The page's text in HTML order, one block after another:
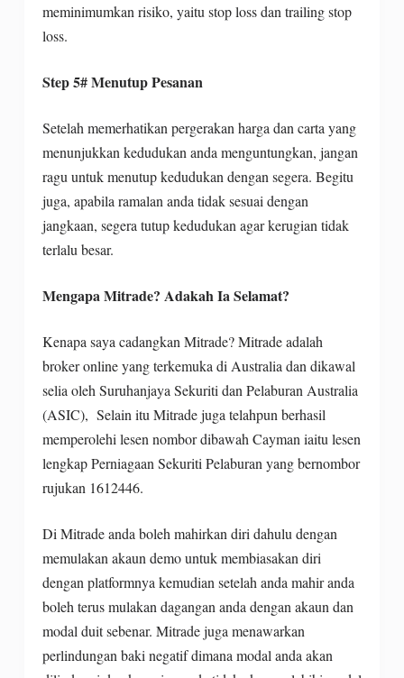
meminimumkan risiko, yaitu stop loss dan trailing stop
loss.
Step 5# Menutup Pesanan
Setelah memerhatikan pergerakan harga dan carta yang
menunjukkan kedudukan anda menguntungkan, jangan
ragu untuk menutup kedudukan dengan segera. Begitu
juga, apabila ramalan anda tidak sesuai dengan
jangkaan, segera tutup kedudukan agar kerugian tidak
terlalu besar.
Mengapa Mitrade? Adakah Ia Selamat?
Kenapa saya cadangkan Mitrade? Mitrade adalah
broker online yang terkemuka di Australia dan dikawal
selia oleh Suruhanjaya Sekuriti dan Pelaburan Australia
(ASIC), Selain itu Mitrade juga telahpun berhasil
memperolehi lesen nombor dibawah Cayman iaitu lesen
lengkap Perniagaan Sekuriti Pelaburan yang bernombor
rujukan 1612446.
Di Mitrade anda boleh mahirkan diri dahulu dengan
memulakan akaun demo untuk membiasakan diri
dengan platformnya kemudian setelah anda mahir anda
boleh terus mulakan dagangan anda dengan akaun dan
modal duit sebenar. Mitrade juga menawarkan
perlindungan baki negatif dimana modal anda akan
DISCLAIMER: Trading saham, forex, komoditas, obligasi,
dana, dan instrumen keuangan atau cryptocurrency lainnya
adalah perilaku berisiko tinggi. Risiko ini termasuk
kehilangan sebagian atau seluruh modal Anda, sehingga
trading tidak cocok untuk semua investor. Tanggung jawab
dan segala keputusan ada pada Anda sendiri. Informasi
disajikan sebaik mungkin, namun tidak menjamin 100%
keakurasian. Kami tidak menjamin kualitas materi promosi
oleh pihak ketiga berupa iklan berbayar, banner, dll.
| Kebijakan Privasi Tentang Kami
Copyright @2021 Easylabur All rights reserved.